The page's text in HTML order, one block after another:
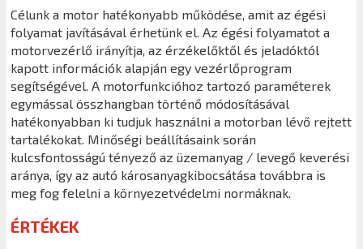
Célunk a motor hatékonyabb működése, amit az égési
folyamat javításával érhetünk el. Az égési folyamatot a
motorvezérlő irányítja, az érzékelőktől és jeladóktól
kapott információk alapján egy vezérlőprogram
segítségével. A motorfunkcióhoz tartozó paraméterek
egymással összhangban történő módosításával
hatékonyabban ki tudjuk használni a motorban lévő rejtett
tartalékokat. Minőségi beállításaink során
kulcsfontosságú tényező az üzemanyag / levegő keverési
aránya, így az autó károsanyagkibocsátása továbbra is
meg fog felelni a környezetvédelmi normáknak.
ÉRTÉKEK